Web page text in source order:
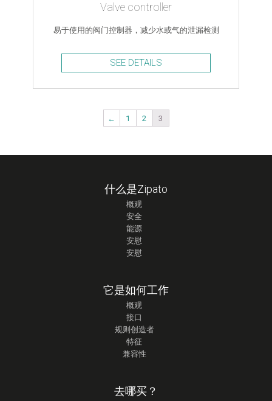
Valve controller
易于使用的阀门控制器，减少水或气的泄漏检测
SEE DETAILS
← 1 2 3
什么是Zipato
概观
安全
能源
安慰
安慰
它是如何工作
概观
接口
规则创造者
特征
兼容性
去哪买？